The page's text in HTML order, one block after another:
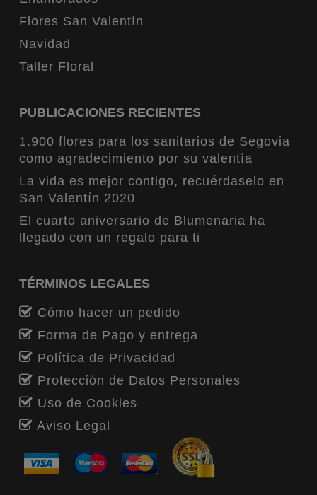
Flores San Valentín
Navidad
Taller Floral
PUBLICACIONES RECIENTES
1.900 flores para los sanitarios de Segovia
como agradecimiento por su valentía
La vida es mejor contigo, recuérdaselo en
San Valentín 2020
El cuarto aniversario de Blumenaria ha
llegado con un regalo para ti
TÉRMINOS LEGALES
Cómo hacer un pedido
Forma de Pago y entrega
Política de Privacidad
Protección de Datos Personales
Uso de Cookies
Aviso Legal